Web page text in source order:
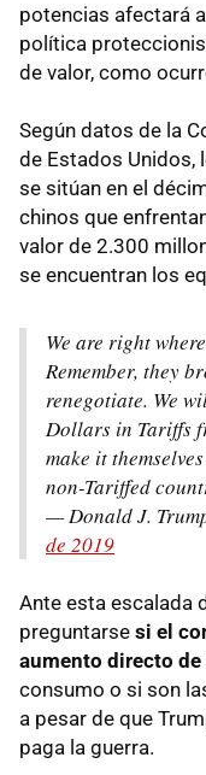
potencias afectará
política
de valor, como
Según datos de la
de Estados Unidos,
se sitúan en el
chinos que
valor de 2.300
se encuentran los
We are right
Remember, they
renegotiate. We
Dollars in Tariffs
make it
non-Tariffed
— Donald J.
de 2019
Ante esta escalada
preguntarse si el
aumento directo
consumo o si son
a pesar de que
paga la guerra.